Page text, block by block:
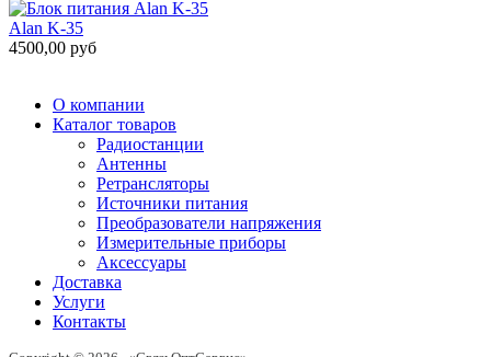
Alan K-35
4500,00 руб
О компании
Каталог товаров
Радиостанции
Антенны
Ретрансляторы
Источники питания
Преобразователи напряжения
Измерительные приборы
Аксессуары
Доставка
Услуги
Контакты